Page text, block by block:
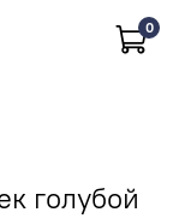
0
голубой